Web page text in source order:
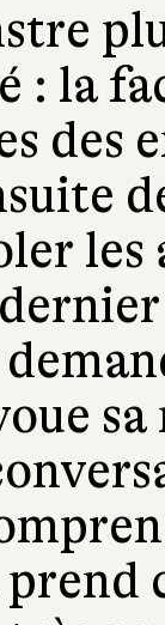
: la
des
les